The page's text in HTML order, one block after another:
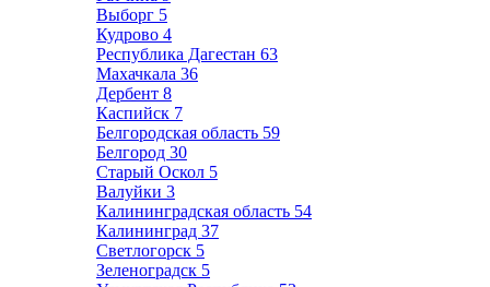
Выборг 5
Кудрово 4
Республика Дагестан 63
Махачкала 36
Дербент 8
Каспийск 7
Белгородская область 59
Белгород 30
Старый Оскол 5
Валуйки 3
Калининградская область 54
Калининград 37
Светлогорск 5
Зеленоградск 5